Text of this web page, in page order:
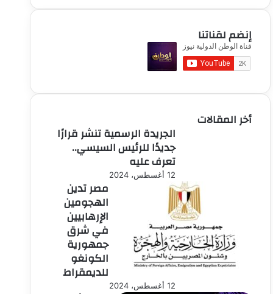
إنضم لقناتنا
أخر المقالات
الجريدة الرسمية تنشر قرارًا
جديدًا للرئيس السيسي..
تعرف عليه
12 أغسطس، 2024
مصر تدين
الهجومين
الإرهابيين
في شرق
جمهورية
الكونغو
للديمقراط
12 أغسطس، 2024